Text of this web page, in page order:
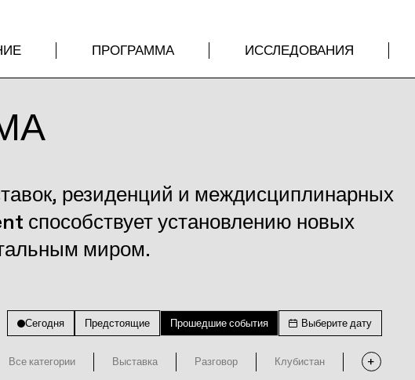
ПРОГРАММА ИССЛЕДОВАНИЯ
резиденций и междисциплинарных
способствует установлению новых
миром.
Сегодня Предстоящие Прошедшие события Выберите дату
Все категории Выставка Разговор Клубистан